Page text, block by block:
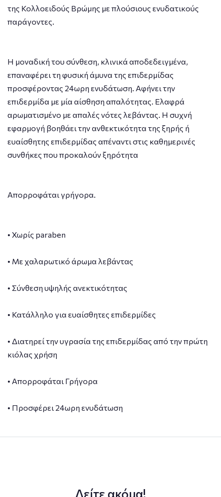
της Κολλοειδούς Βρώμης με πλούσιους ενυδατικούς
παράγοντες.
Η μοναδική του σύνθεση, κλινικά αποδεδειγμένα,
επαναφέρει τη φυσική άμυνα της επιδερμίδας
προσφέροντας 24ωρη ενυδάτωση. Αφήνει την
επιδερμίδα με μία αίσθηση απαλότητας. Ελαφρά
αρωματισμένο με απαλές νότες λεβάντας. Η συχνή
εφαρμογή βοηθάει την ανθεκτικότητα της ξηρής ή
ευαίσθητης επιδερμίδας απέναντι στις καθημερινές
συνθήκες που προκαλούν ξηρότητα
Απορροφάται γρήγορα.
• Χωρίς paraben
• Με χαλαρωτικό άρωμα λεβάντας
• Σύνθεση υψηλής ανεκτικότητας
• Κατάλληλο για ευαίσθητες επιδερμίδες
• Διατηρεί την υγρασία της επιδερμίδας από την πρώτη
κιόλας χρήση
• Απορροφάται Γρήγορα
• Προσφέρει 24ωρη ενυδάτωση
Δείτε ακόμα!